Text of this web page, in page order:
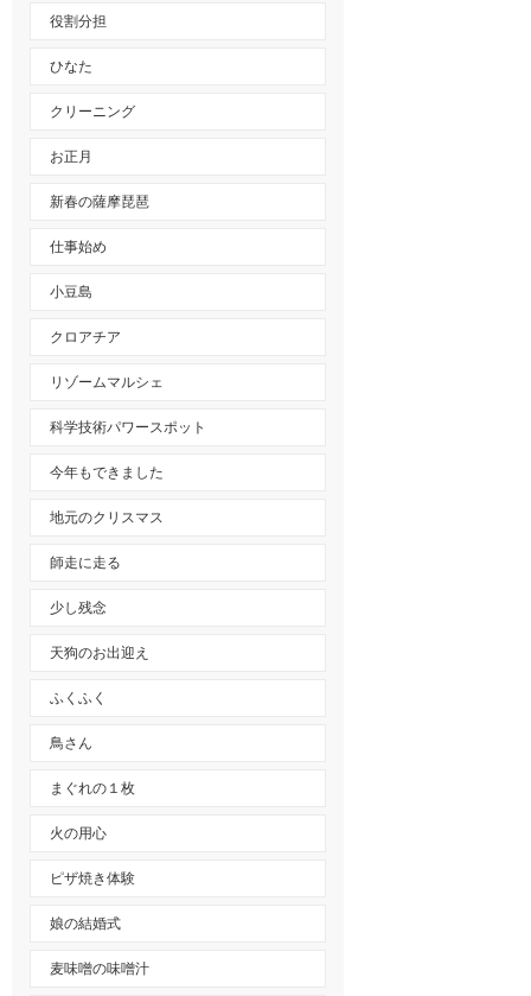
役割分担
ひなた
クリーニング
お正月
新春の薩摩琵琶
仕事始め
小豆島
クロアチア
リゾームマルシェ
科学技術パワースポット
今年もできました
地元のクリスマス
師走に走る
少し残念
天狗のお出迎え
ふくふく
鳥さん
まぐれの１枚
火の用心
ピザ焼き体験
娘の結婚式
麦味噌の味噌汁